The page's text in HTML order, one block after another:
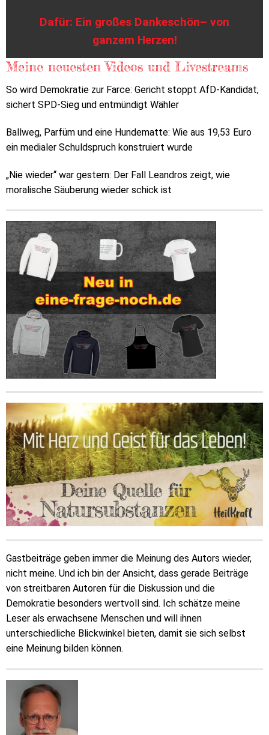
Dafür: Ein großes Dankeschön– von
ganzem Herzen!
Meine neuesten Videos und Livestreams
So wird Demokratie zur Farce: Gericht stoppt AfD-Kandidat,
sichert SPD-Sieg und entmündigt Wähler
Ballweg, Parfüm und eine Hundematte: Wie aus 19,53 Euro
ein medialer Schuldspruch konstruiert wurde
„Nie wieder“ war gestern: Der Fall Leandros zeigt, wie
moralische Säuberung wieder schick ist
Gastbeiträge geben immer die Meinung des Autors wieder,
nicht meine. Und ich bin der Ansicht, dass gerade Beiträge
von streitbaren Autoren für die Diskussion und die
Demokratie besonders wertvoll sind. Ich schätze meine
Leser als erwachsene Menschen und will ihnen
unterschiedliche Blickwinkel bieten, damit sie sich selbst
eine Meinung bilden können.